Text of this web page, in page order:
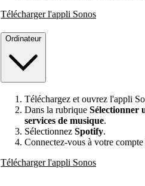
Télécharger l'appli Sonos
Ordinateur
Téléchargez et ouvrez l'appli
Dans la rubrique Sélectionner
services de musique.
Sélectionnez Spotify.
Connectez-vous à votre
Télécharger l'appli Sonos